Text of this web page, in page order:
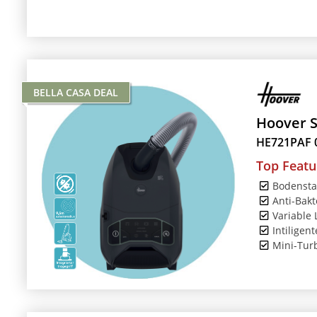
BELLA CASA DEAL
Hoover
HE721PAF
Top
Anti-
Variable
Mini-